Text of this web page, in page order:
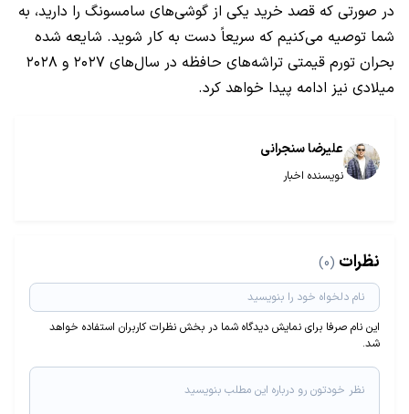
در صورتی که قصد خرید یکی از گوشی‌های سامسونگ را دارید، به
شما توصیه می‌کنیم که سریعاً دست به کار شوید. شایعه شده
بحران تورم قیمتی تراشه‌های حافظه در سال‌های ۲۰۲۷ و ۲۰۲۸
میلادی نیز ادامه پیدا خواهد کرد.
علیرضا سنجرانی
نویسنده اخبار
نظرات (0)
این نام صرفا برای نمایش دیدگاه شما در بخش نظرات کاربران استفاده خواهد
شد.